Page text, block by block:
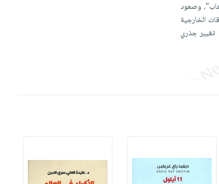
وصعود
الخارجية
تغيير جذري